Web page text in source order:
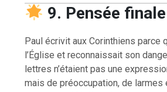
9. Pensée finale
Paul écrivit aux Corinthiens parce
l’Église et reconnaissait son
lettres n’étaient pas une
mais de préoccupation, de larmes